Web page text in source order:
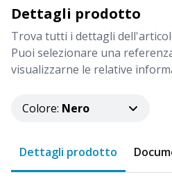
PREZZO
9,000 €
CODICE
Più di 833
Dettagli prodotto
Trova tutti i dettagli
Puoi selezionare una
visualizzarne le relative
Colore: Nero
Dettagli prodotto